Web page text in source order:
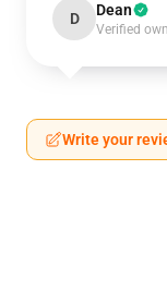
D Dean
Verified
Write your